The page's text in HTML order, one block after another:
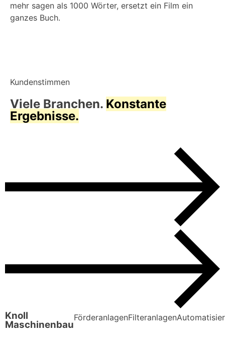
mehr sagen als 1000 Wörter, ersetzt ein Film ein
ganzes Buch.
Kundenstimmen
Viele Branchen. Konstante
Ergebnisse.
Knoll
Maschinenbau
FörderanlagenFilteranlagen